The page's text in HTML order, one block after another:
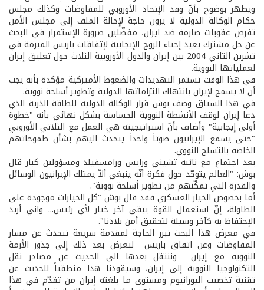
ويظهر بوضوح بأنّ وفد الإتحاد الأوروبي للمفاوضات وكذلك مجلس
حكام الوكالة الدولية لا يرون حاجة لإحالة الملف إلى مجلس الأمن
تفرض عقوبات صارمة ضد ايران، مفضّلين ضرورة الإستمرار في البحث
عن حل مشترك يعيد إحياء الروح الإيجابية لإتفاقات باريس المبرمة في
تشرين الثاني 2004 بين إيران والدول الأوروبية الثلاث حول تعليق إيران
لعملياتها النووية.
في هذا الوقت تستمر التهديدات والضغوط الأميركية مؤكدة بأنه يجب
أن لا يسمح لإيران بانتهاك التزاماتها الدولية وتطوير أسلحة نووية.
في هذا السياق وصف بوش قرار الوكالة الدولية للطاقة الذرية الذي
دعا إيران لوقف الأنشطة النووية الحساسة بشكل نهائي بأنه "خطوة
أولى إيجابية" وأضاف بأنّ استراتيجيته هي العمل مع الثلاثي الأوروبي
"حتى يسمع الإيرانيون صوتاً واحداً يتحدث اليهم بشأن طموحاتهم
الخاصة بالتسلح النووي.
بعد اجتماع مع نائبه تشيني ورايس ورامسفيلد ومسؤولين كبار قال
بوش: "العالم يتوحّد حول فكرة أنّه ينبغي ألاّ يمتلك الإيرانيون الوسائل
والقدرة التي تمكّنهم من تطوير أسلحة نووية".
أما بخصوص الخيار العسكري فقد قال بوش "كل الخيارات موجودة على
الطاولة، إنّ استعمال القوة يبقى آخر خيار لأي رئيس... واني أريد
الإحتفاظ به كآخر وسيلة لتحقيق أمن بلادنا".
في معرض هذا البحث تبرز الحاجة لمقدمة سريعة تتحدث عن مسار
المفاوضات وعن اتفاق باريس ­ لتعرض بعد ذلك إلى جذور الأزمة
النووية مع إيران ­ وننتقل بعدها الى الحديث عن مصادر نقل
التكنولوجيا النووية إلى إيران، وسيقودنا هذا منطقياً للحديث عن
تقنية تخصيب اليورانيوم ومستوى ما بلغته إيران من تقدّم في هذا